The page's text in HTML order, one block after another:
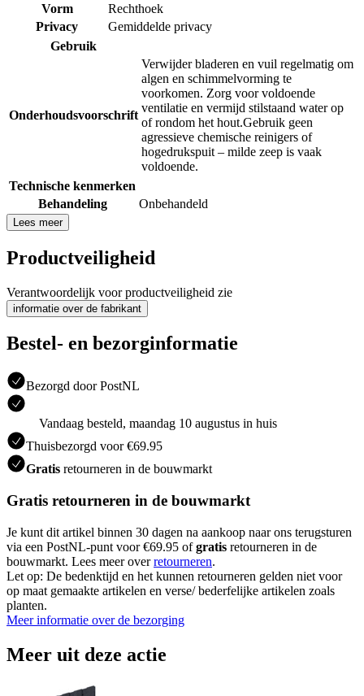
Vorm
Rechthoek
Privacy
Gemiddelde privacy
Gebruik
Onderhoudsvoorschrift
Verwijder bladeren en vuil regelmatig om
algen en schimmelvorming te
voorkomen. Zorg voor voldoende
ventilatie en vermijd stilstaand water op
of rondom het hout.Gebruik geen
agressieve chemische reinigers of
hogedrukspuit – milde zeep is vaak
voldoende.
Technische kenmerken
Behandeling
Onbehandeld
Lees meer
Productveiligheid
Verantwoordelijk voor productveiligheid zie
informatie over de fabrikant
Bestel- en bezorginformatie
Bezorgd door PostNL
Vandaag besteld, maandag 10 augustus in huis
Thuisbezorgd voor €69.95
Gratis retourneren in de bouwmarkt
Gratis retourneren in de bouwmarkt
Je kunt dit artikel binnen 30 dagen na aankoop naar ons terugsturen
via een PostNL-punt voor €69.95 ofgratis retourneren in de
bouwmarkt. Lees meer overretourneren.
Let op: De bedenktijd en het kunnen retourneren gelden niet voor
op maat gemaakte artikelen en verse/ bederfelijke artikelen zoals
planten.
Meer informatie over de bezorging
Meer uit deze actie